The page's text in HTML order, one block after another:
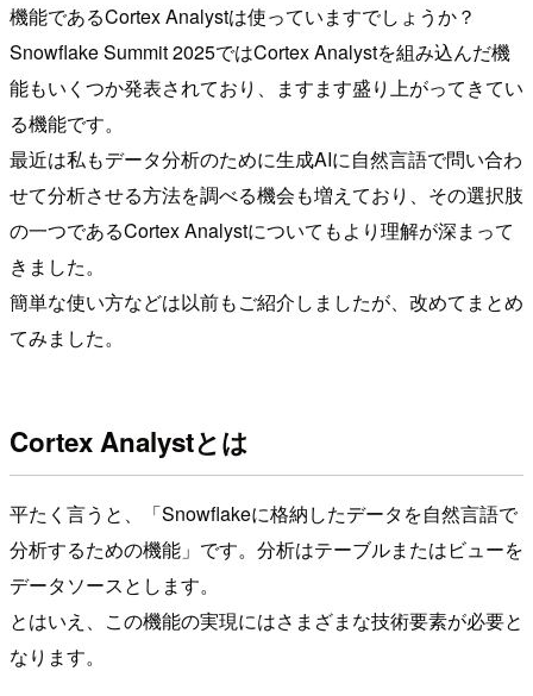
機能であるCortex Analystは使っていますでしょうか？
Snowflake Summit 2025ではCortex Analystを組み込んだ機
能もいくつか発表されており、ますます盛り上がってきてい
る機能です。
最近は私もデータ分析のために生成AIに自然言語で問い合わ
せて分析させる方法を調べる機会も増えており、その選択肢
の一つであるCortex Analystについてもより理解が深まって
きました。
簡単な使い方などは以前もご紹介しましたが、改めてまとめ
てみました。
Cortex Analystとは
平たく言うと、「Snowflakeに格納したデータを自然言語で
分析するための機能」です。分析はテーブルまたはビューを
データソースとします。
とはいえ、この機能の実現にはさまざまな技術要素が必要と
なります。